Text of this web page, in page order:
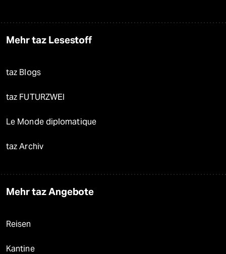
Mehr taz Lesestoff
taz Blogs
taz FUTURZWEI
Le Monde diplomatique
taz Archiv
Mehr taz Angebote
Reisen
Kantine